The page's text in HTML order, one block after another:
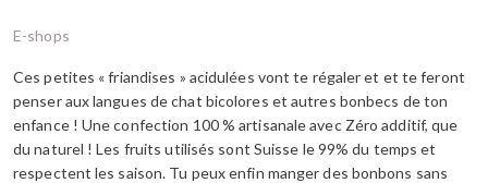
E-shops
Ces petites « friandises » acidulées vont te régaler et et te feront
penser aux langues de chat bicolores et autres bonbecs de ton
enfance ! Une confection 100 % artisanale avec Zéro additif, que
du naturel ! Les fruits utilisés sont Suisse le 99% du temps et
respectent les saison. Tu peux enfin manger des bonbons sans